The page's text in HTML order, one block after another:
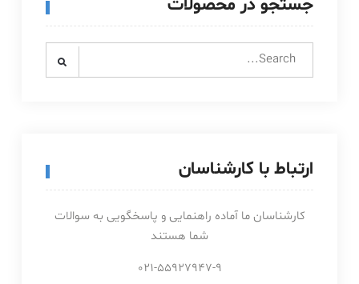
جستجو در محصولات
Search
ارتباط با کارشناسان
کارشناسان ما آماده راهنمایی و پاسخگویی به سوالات
شما هستند
021-55927947-9